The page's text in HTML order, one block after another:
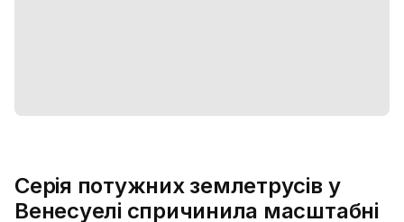
Серія потужних землетрусів у
Венесуелі спричинила масштабні